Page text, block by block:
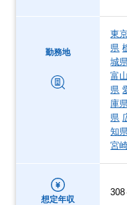
勤務地
東
県
城
富
県
庫
県
知
宮
想定年収
308